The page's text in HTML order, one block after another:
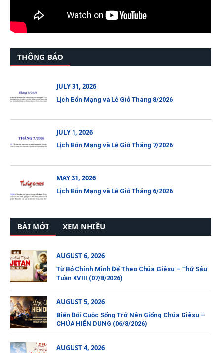
THÔNG BÁO
JULY 31, 2026
Lịch Bổn Mạng và Lễ Giỗ Tháng 8/2026
JULY 1, 2026
Lịch Bổn Mạng và Lễ Giỗ Tháng 7/2026
MAY 31, 2026
Lịch Bổn Mạng và Lễ Giỗ Tháng 6/2026
BÀI MỚI XEM NHIỀU
AUGUST 6, 2026
Từ Bỏ Chính Mình Để Theo Chúa Giêsu – Thứ Sáu
Tuần XVIII (07/8/2026)
AUGUST 5, 2026
Biến Đổi Cuộc Sống Trở Nên Giống Chúa Giêsu –
CHÚA HIỂN DUNG (06/8/2026)
AUGUST 4, 2026